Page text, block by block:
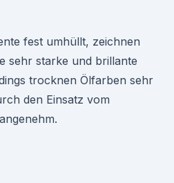
fest umhüllt, zeichnen
sehr starke und brillante
trocknen Ölfarben sehr
den Einsatz vom